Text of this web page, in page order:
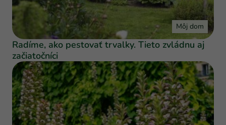
Môj dom
Radíme, ako pestovať trvalky. Tieto zvládnu aj
začiatočníci